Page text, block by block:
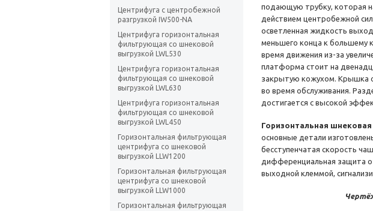
Центрифуга с центробежной
разгрузкой IW500-NA
Центрифуга горизонтальная
фильтрующая со шнековой
выгрузкой LWL530
Центрифуга горизонтальная
фильтрующая со шнековой
выгрузкой LWL630
Центрифуга горизонтальная
фильтрующая со шнековой
выгрузкой LWL450
Горизонтальная фильтрующая
центрифуга со шнековой
выгрузкой LLW1200
Горизонтальная фильтрующая
центрифуга со шнековой
выгрузкой LLW1000
Горизонтальная фильтрующая
подающую трубку, которая
действием центробежной
осветленная жидкость
меньшего конца к большему
время движения из-за
платформа стоит на
закрытую кожухом. Крышка
во время обслуживания.
достигается с высокой
Горизонтальная
основные детали
бесступенчатая скорость
дифференциальная защита
выходной клеммой,